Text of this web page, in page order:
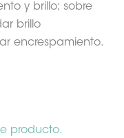
y brillo; sobre
brillo
encrespamiento.
producto.